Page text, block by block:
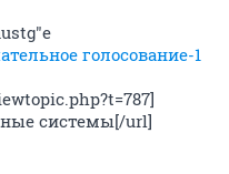
голосование-1
системы[/url]